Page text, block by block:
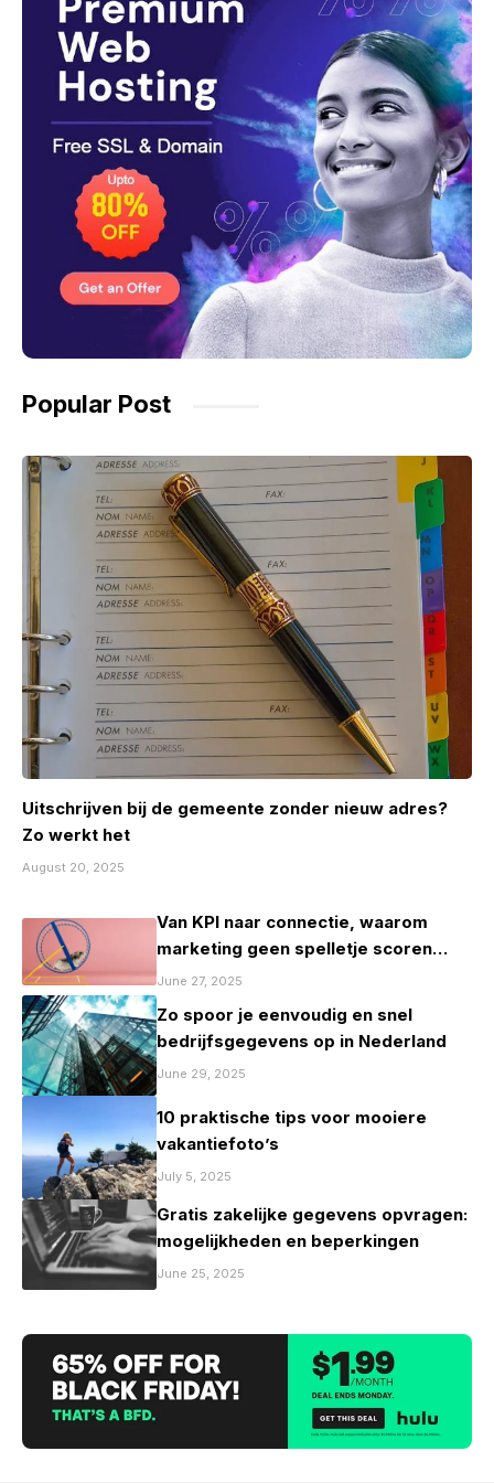
Popular Post
Uitschrijven bij de gemeente zonder nieuw adres?
Zo werkt het
August 20, 2025
Van KPI naar connectie, waarom
marketing geen spelletje scoren
mag zijn
June 27, 2025
Zo spoor je eenvoudig en snel
bedrijfsgegevens op in Nederland
June 29, 2025
10 praktische tips voor mooiere
vakantiefoto’s
July 5, 2025
Gratis zakelijke gegevens opvragen:
mogelijkheden en beperkingen
June 25, 2025